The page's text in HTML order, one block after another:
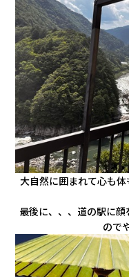
大自然に囲まれて心も
最後に、、、道の駅に
ので